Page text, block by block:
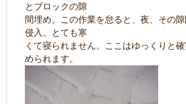
とブロックの隙
間埋め。この作業を怠ると、夜、その
侵入。とても寒
くて寝られません。ここはゆっくりと
められます。